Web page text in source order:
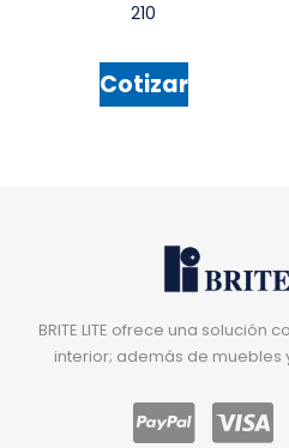
210
Cotizar
BRITE LITE ofrece una
interior; además de